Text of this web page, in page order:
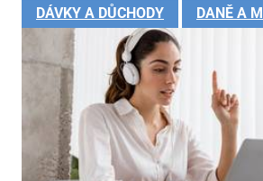
DÁVKY A DŮCHODY DANĚ A